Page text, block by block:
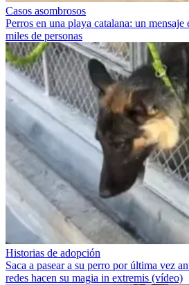
Casos asombrosos
Perros en una playa catalana: un
miles de personas
Historias de adopción
Saca a pasear a su perro por última vez
redes hacen su magia in extremis (vídeo)